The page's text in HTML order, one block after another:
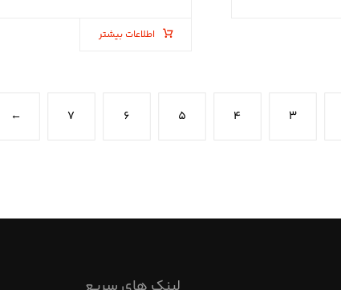
اطلاعات بیشتر
۳ ۴ ۵ ۶ ۷ ←